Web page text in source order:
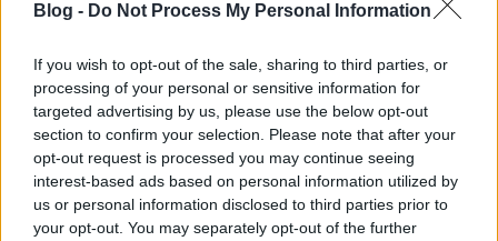
Blog - Do Not Process My Personal Information
If you wish to opt-out of the sale, sharing to third parties, or
processing of your personal or sensitive information for
targeted advertising by us, please use the below opt-out
section to confirm your selection. Please note that after your
opt-out request is processed you may continue seeing
interest-based ads based on personal information utilized by
us or personal information disclosed to third parties prior to
your opt-out. You may separately opt-out of the further